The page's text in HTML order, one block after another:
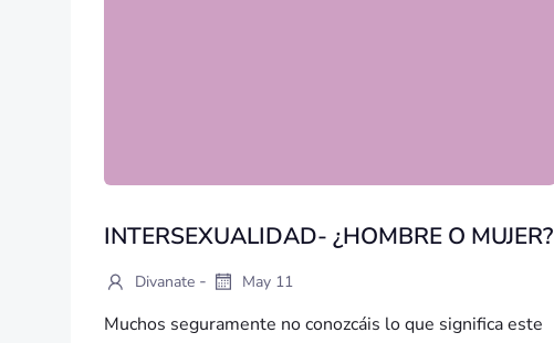
INTERSEXUALIDAD- ¿HOMBRE O MUJER?
Divanate - May 11
Muchos seguramente no conozcáis lo que significa este